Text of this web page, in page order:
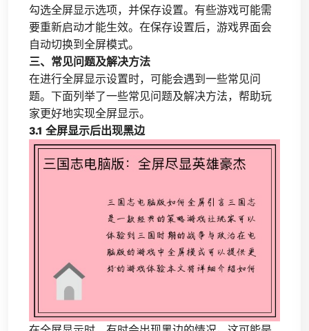
勾选全屏显示选项，并保存设置。有些游戏可能需
要重新启动才能生效。在保存设置后，游戏界面会
自动切换到全屏模式。
三、常见问题及解决方法
在进行全屏显示设置时，可能会遇到一些常见问
题。下面列举了一些常见问题及解决方法，帮助玩
家更好地实现全屏显示。
3.1 全屏显示后出现黑边